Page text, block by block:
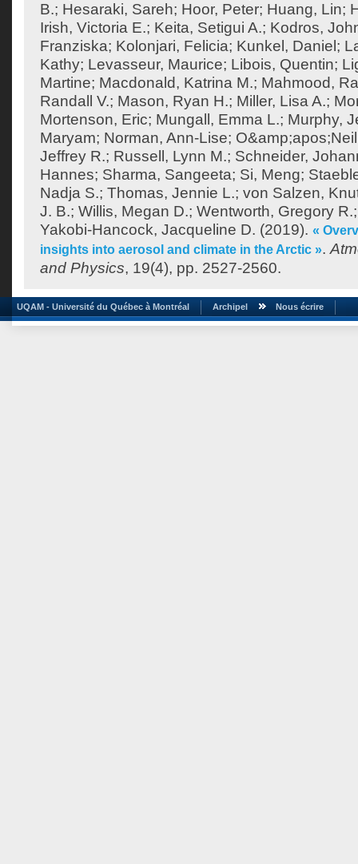
B.; Hesaraki, Sareh; Hoor, Peter; Huang, Lin;
Irish, Victoria E.; Keita, Setigui A.; Kodros,
Franziska; Kolonjari, Felicia; Kunkel, Daniel ;
Kathy; Levasseur, Maurice; Libois, Quentin;
Martine; Macdonald, Katrina M.; Mahmood,
Randall V.; Mason, Ryan H.; Miller, Lisa A.;
Mortenson, Eric; Mungall, Emma L.; Murphy,
Maryam; Norman, Ann-Lise;
Jeffrey R.; Russell, Lynn M.; Schneider,
Hannes; Sharma, Sangeeta; Si, Meng;
Nadja S.; Thomas, Jennie L.; von Salzen,
J. B.; Willis, Megan D.; Wentworth, Gregory R.
Yakobi-Hancock, Jacqueline D. (2019). «
insights into aerosol and climate in the Arctic ».
and Physics, 19(4), pp. 2527-2560.
UQAM - Université du Québec à Montréal Archipel Nous écrire